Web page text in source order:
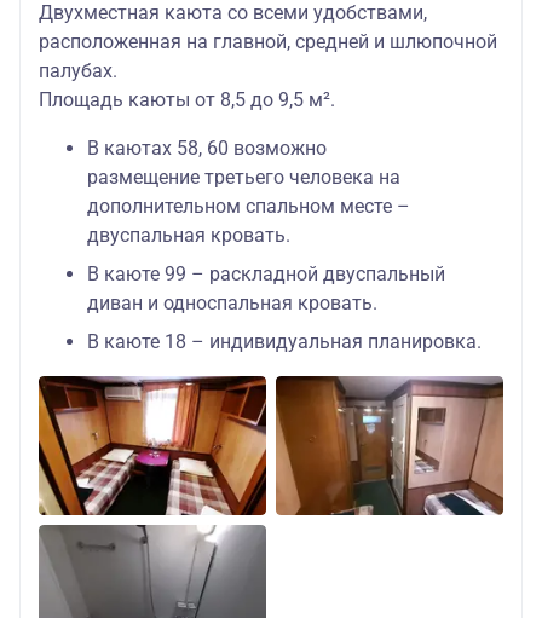
Двухместная каюта со всеми удобствами,
расположенная на главной, средней и шлюпочной
палубах.
Площадь каюты от 8,5 до 9,5 м².
В каютах 58, 60 возможно
размещение третьего человека на
дополнительном спальном месте –
двуспальная кровать.
В каюте 99 – раскладной двуспальный
диван и односпальная кровать.
В каюте 18 – индивидуальная планировка.